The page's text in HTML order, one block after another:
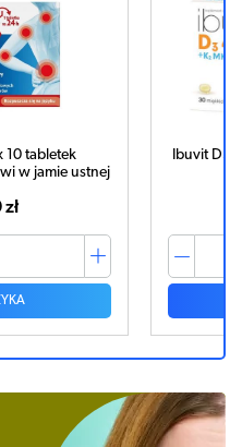
10 tabletek
w jamie ustnej
Ibuvit D3